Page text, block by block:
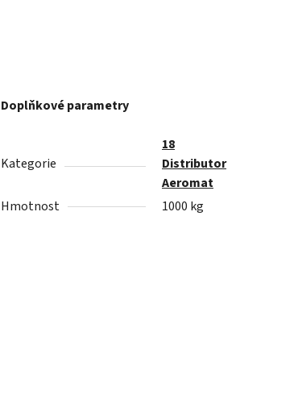
Doplňkové parametry
Kategorie
18
Distributor
Aeromat
Hmotnost
1000 kg